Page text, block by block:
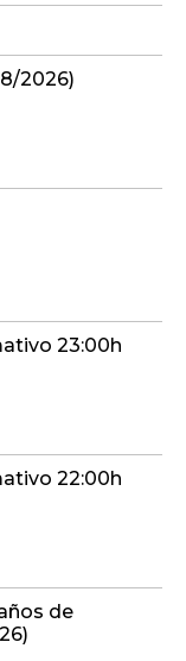
2026)
23:00h
22:00h
de